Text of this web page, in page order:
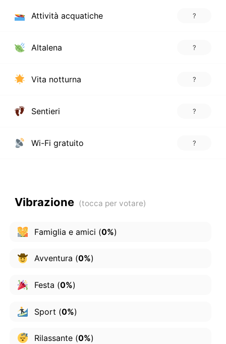
Attività acquatiche ?
Altalena ?
Vita notturna ?
Sentieri ?
Wi-Fi gratuito ?
Vibrazione
Famiglia e amici (0%)
Avventura (0%)
Festa (0%)
Sport (0%)
Rilassante(0%)